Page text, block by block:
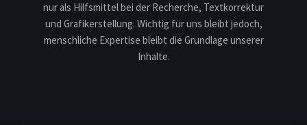
nur als Hilfsmittel bei der Recherche, Textkorrektur
und Grafikerstellung. Wichtig für uns bleibt jedoch,
menschliche Expertise bleibt die Grundlage unserer
Inhalte.